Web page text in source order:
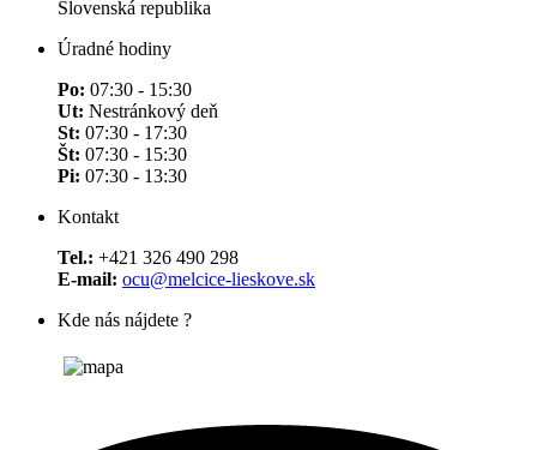
Slovenská republika
Úradné hodiny
Po: 07:30 - 15:30
Ut: Nestránkový deň
St: 07:30 - 17:30
Št: 07:30 - 15:30
Pi: 07:30 - 13:30
Kontakt
Tel.: +421 326 490 298
E-mail: ocu@melcice-lieskove.sk
Kde nás nájdete ?